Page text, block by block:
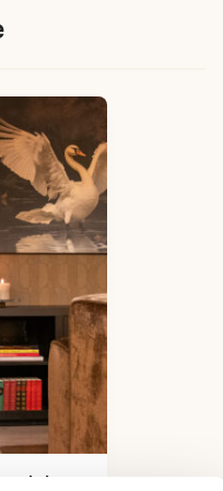
kap